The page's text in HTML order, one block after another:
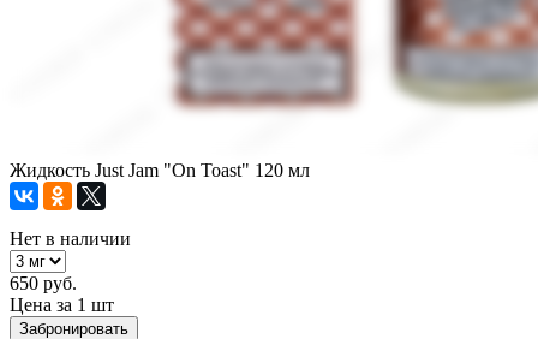
Жидкость Just Jam "On Toast" 120 мл
Нет в наличии
650 руб.
Цена за 1 шт
Забронировать